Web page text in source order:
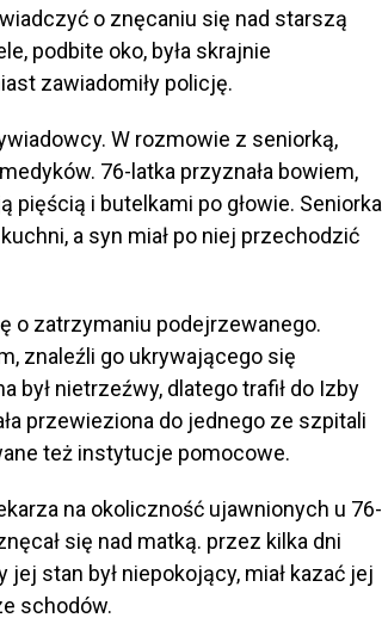
o znęcaniu się nad starszą
podbite oko, była skrajnie
zawiadomiły policję.
W rozmowie z seniorką,
76-latka przyznała bowiem,
pięścią i butelkami po głowie. Seniorka
a syn miał po niej przechodzić
o zatrzymaniu podejrzewanego.
znaleźli go ukrywającego się
był nietrzeźwy, dlatego trafił do Izby
przewieziona do jednego ze szpitali
też instytucje pomocowe.
na okoliczność ujawnionych u 76-
się nad matką. przez kilka dni
stan był niepokojący, miał kazać jej
schodów.